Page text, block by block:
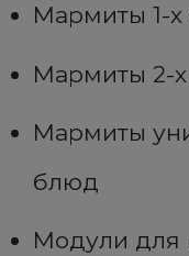
Мармиты 1-
Мармиты 2-
Мармиты
блюд
Модули для